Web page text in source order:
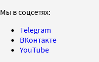
Мы в соцсетях:
Telegram
ВКонтакте
YouTube